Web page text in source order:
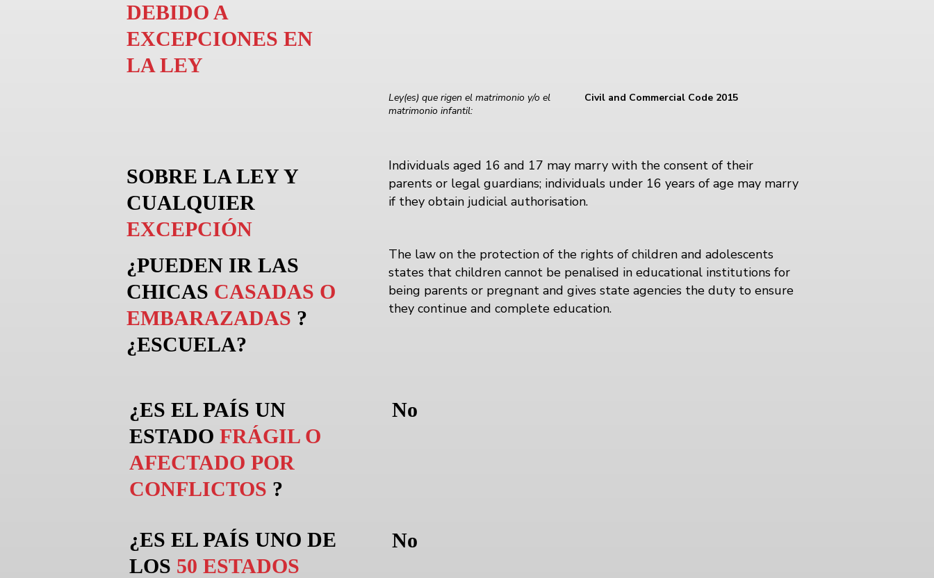
DEBIDO A
EXCEPCIONES EN
LA LEY
Ley(es) que rigen el matrimonio y/o el
matrimonio infantil:
Civil and Commercial Code 2015
SOBRE LA LEY Y
CUALQUIER
EXCEPCIÓN
Individuals aged 16 and 17 may marry with the consent of their
parents or legal guardians; individuals under 16 years of age may marry
if they obtain judicial authorisation.
¿PUEDEN IR LAS
CHICAS CASADAS O
EMBARAZADAS ?
¿ESCUELA?
The law on the protection of the rights of children and adolescents
states that children cannot be penalised in educational institutions for
being parents or pregnant and gives state agencies the duty to ensure
they continue and complete education.
¿ES EL PAÍS UN
ESTADO FRÁGIL O
AFECTADO POR
CONFLICTOS ?
No
¿ES EL PAÍS UNO DE
LOS 50 ESTADOS
No